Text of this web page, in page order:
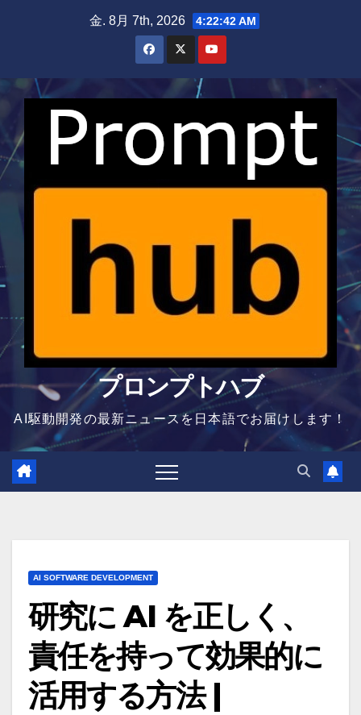
金. 8月 7th, 2026 4:22:42 AM
プロンプトハブ
AI駆動開発の最新ニュースを日本語でお届けします！
AI SOFTWARE DEVELOPMENT
研究に AI を正しく、
責任を持って効果的に
活用する方法 |